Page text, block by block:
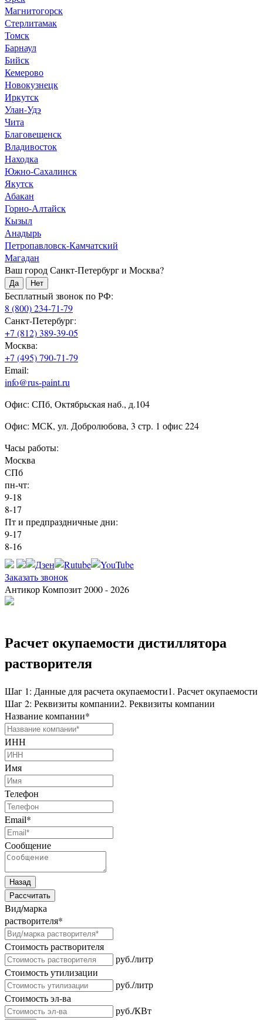
Магнитогорск
Стерлитамак
Томск
Барнаул
Бийск
Кемерово
Новокузнецк
Иркутск
Улан-Удэ
Чита
Благовещенск
Владивосток
Находка
Южно-Сахалинск
Якутск
Абакан
Горно-Алтайск
Кызыл
Анадырь
Петропавловск-Камчатский
Магадан
Ваш город Санкт-Петербург и Москва?
Да Нет
Бесплатный звонок по РФ:
8 (800) 234-71-79
Санкт-Петербург:
+7 (812) 389-39-05
Москва:
+7 (495) 790-71-79
Email:
info@rus-paint.ru
Офис: СПб, Октябрьская наб., д.104
Офис: МСК, ул. Добролюбова, 3 стр. 1 офис 224
Часы работы:
Москва
СПб
пн-чт:
9-18
8-17
Пт и предпраздничные дни:
9-17
8-16
Заказать звонок
Антикор Композит 2000 - 2026
Расчет окупаемости дистиллятора
растворителя
Шаг 1: Данные для расчета окупаемости1. Расчет окупаемости
Шаг 2: Реквизиты компании2. Реквизиты компании
Название компании*
ИНН
Имя
Телефон
Email*
Сообщение
Назад
Рассчитать
Вид/марка
растворителя*
Стоимость растворителя
руб./литр
Стоимость утилизации
руб./литр
Стоимость эл-ва
руб./КВт